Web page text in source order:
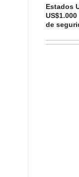
Estados
de